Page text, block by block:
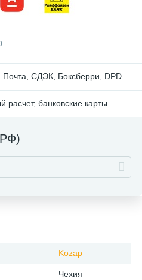
Почта, СДЭК, Боксберри, DPD
банковские карты
Kozap
Чехия